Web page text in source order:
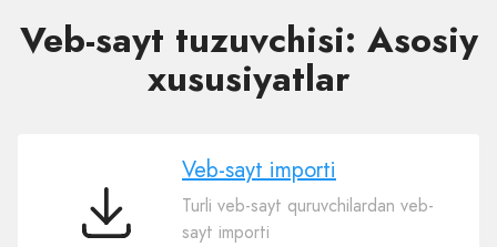
Veb-sayt tuzuvchisi: Asosiy
xususiyatlar
Veb-
Veb-sayt importi
Turli veb-sayt quruvchilardan veb-
sayt importi